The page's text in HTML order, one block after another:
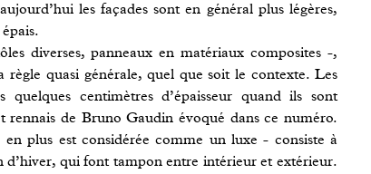
les façades sont en général plus légères,
diverses, panneaux en matériaux composites -,
règle quasi générale, quel que soit le contexte. Les
centimètres d’épaisseur quand ils sont
de Bruno Gaudin évoqué dans ce numéro.
plus est considérée comme un luxe - consiste à
d’hiver, qui font tampon entre intérieur et extérieur.